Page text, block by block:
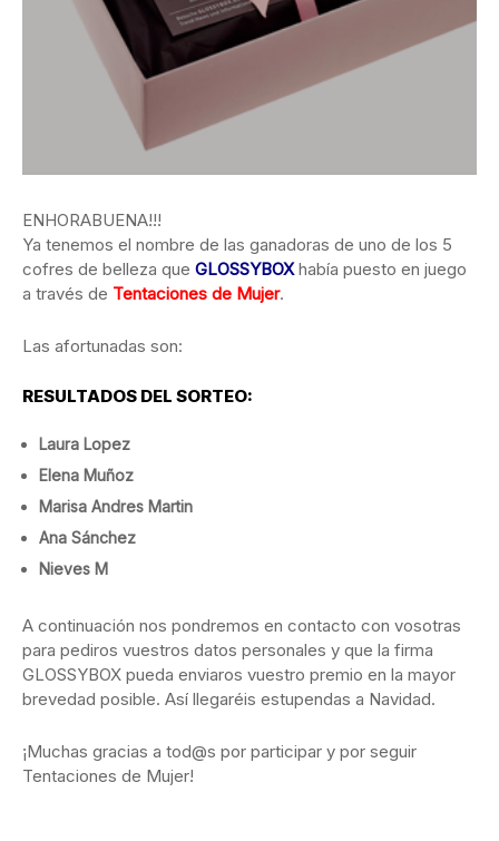
ENHORABUENA!!!
Ya tenemos el nombre de las ganadoras de uno de los 5
cofres de belleza que GLOSSYBOXhabía puesto en juego
a través de Tentaciones de Mujer.
Las afortunadas son:
RESULTADOS DEL SORTEO:
Laura Lopez
Elena Muñoz
Marisa Andres Martin
Ana Sánchez
Nieves M
A continuación nos pondremos en contacto con vosotras
para pediros vuestros datos personales y que la firma
GLOSSYBOX pueda enviaros vuestro premio en la mayor
brevedad posible. Así llegaréis estupendas a Navidad.
¡Muchas gracias a tod@s por participar y por seguir
Tentaciones de Mujer!